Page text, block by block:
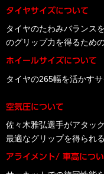
タイヤサイズについて
タイヤのたわみバランス
のグリップ力を得るため
ホイールサイズについて
タイヤの265幅を活かすサ
空気圧について
佐々木雅弘選手がアタッ
最適なグリップを得られ
アライメント/ 車高につ